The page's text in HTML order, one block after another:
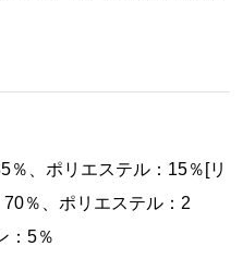
％、ポリエステル：15％[リ
％、ポリエステル：2
：5％